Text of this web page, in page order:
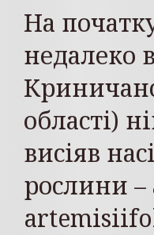
На
недалеко
області)
висіяв
рослини –